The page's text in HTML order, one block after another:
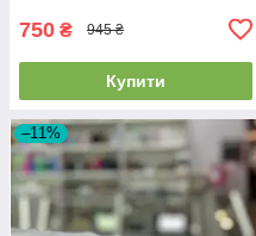
750 ₴ 945 ₴
Купити
–11%